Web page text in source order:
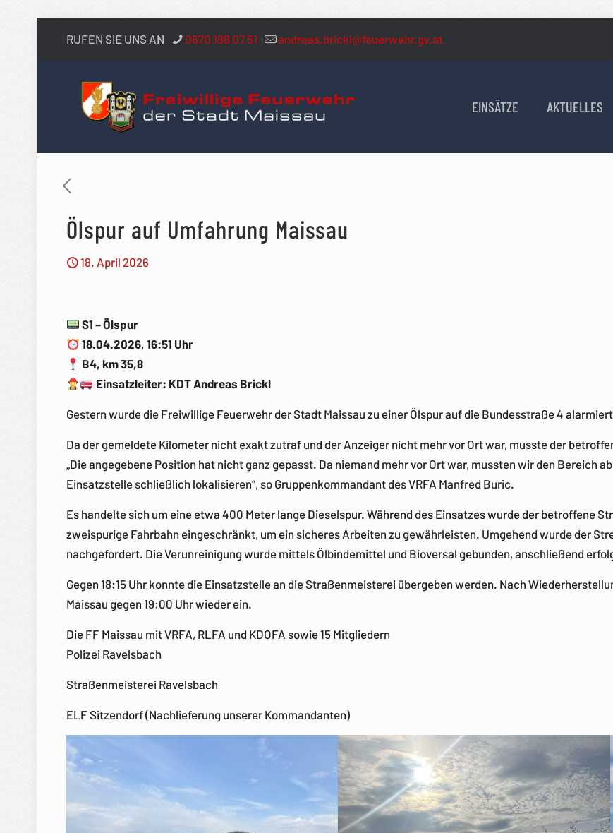
RUFEN SIE UNS AN 0670 188 07 51 andreas.brickl@feuerwehr.gv.at
EINSÄTZE AKTUELLES
Ölspur auf Umfahrung Maissau
18. April 2026
S1 – Ölspur
18.04.2026, 16:51 Uhr
B4, km 35,8
Einsatzleiter: KDT Andreas Brickl
Gestern wurde die Freiwillige Feuerwehr der Stadt Maissau zu einer Ölspur auf die Bundesstraße 4
Da der gemeldete Kilometer nicht exakt zutraf und der Anzeiger nicht mehr vor Ort war, musste der
„Die angegebene Position hat nicht ganz gepasst. Da niemand mehr vor Ort war, mussten wir den Bereich
Einsatzstelle schließlich lokalisieren“, so Gruppenkommandant des VRFA Manfred Buric.
Es handelte sich um eine etwa 400 Meter lange Dieselspur. Während des Einsatzes wurde der betroffene
zweispurige Fahrbahn eingeschränkt, um ein sicheres Arbeiten zu gewährleisten. Umgehend wurde der
nachgefordert. Die Verunreinigung wurde mittels Ölbindemittel und Bioversal gebunden, anschließend
Gegen 18:15 Uhr konnte die Einsatzstelle an die Straßenmeisterei übergeben werden. Nach
Maissau gegen 19:00 Uhr wieder ein.
Die FF Maissau mit VRFA, RLFA und KDOFA sowie 15 Mitgliedern
Polizei Ravelsbach
Straßenmeisterei Ravelsbach
ELF Sitzendorf (Nachlieferung unserer Kommandanten)